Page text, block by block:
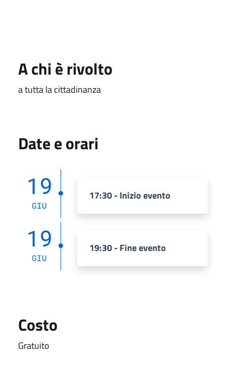
A chi è rivolto
a tutta la cittadinanza
Date e orari
19
GIU
17:30 - Inizio evento
19
GIU
19:30 - Fine evento
Costo
Gratuito